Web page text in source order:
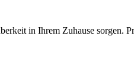
in Ihrem Zuhause sorgen.